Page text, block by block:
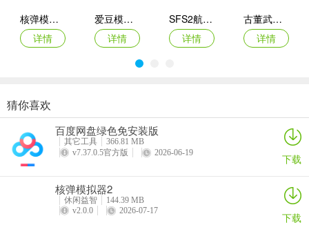
核弹模拟器2
详情
爱豆模拟器最新版
详情
SFS2航天模拟器手机版
详情
古董武器模拟器
详情
商店模拟器：超市Switch移植2026最新版本
详情
悠闲铁匠铺2026官方最新版本
详情
猫咪疗愈所
寒窗志
猜你喜欢
百度网盘绿色免安装版
其它工具
366.81 MB
v7.37.0.5官方版
2026-06-19 下载
核弹模拟器2
休闲益智
144.39 MB
v2.0.0
2026-07-17 下载